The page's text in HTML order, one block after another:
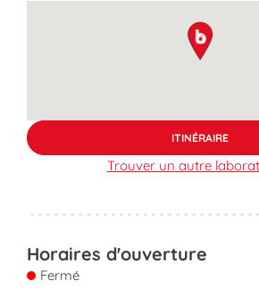
map pin
ITINÉRAIRE
Trouver un autre
Horaires d'ouverture
Fermé